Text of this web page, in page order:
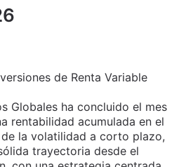
de Renta Variable
Globales ha concluido el mes
rentabilidad acumulada en el
la volatilidad a corto plazo,
trayectoria desde el